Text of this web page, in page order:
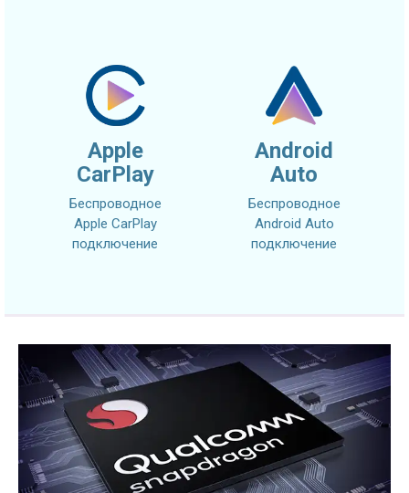
Apple
CarPlay
Беспроводное
Apple CarPlay
подключение
Android
Auto
Беспроводное
Android Auto
подключение